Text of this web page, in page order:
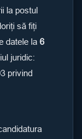
la postul
să fiți
datele la 6
juridic:
privind